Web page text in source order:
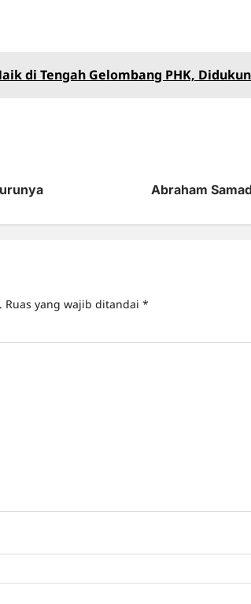
di Tengah Gelombang PHK,
Abraham
Ruas yang wajib ditandai *